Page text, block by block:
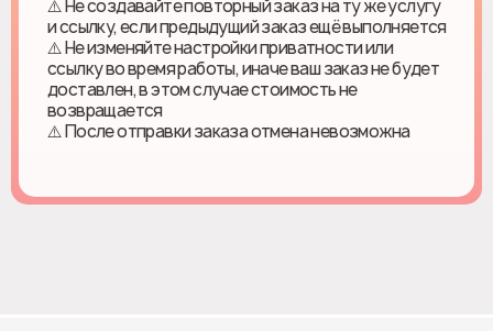
⚠️ Не создавайте повторный заказ на ту же услугу
и ссылку, если предыдущий заказ ещё выполняется
⚠️ Не изменяйте настройки приватности или
ссылку во время работы, иначе ваш заказ не будет
доставлен, в этом случае стоимость не
возвращается
⚠️ После отправки заказа отмена невозможна